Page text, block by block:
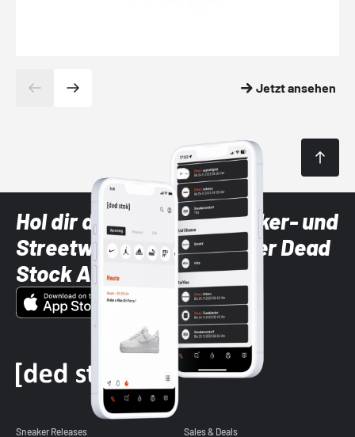
Jetzt ansehen
Hol dir die neuesten Sneaker- und
Streetwear-Brands mit der Dead
Stock App
Sneaker Releases Sales & Deals